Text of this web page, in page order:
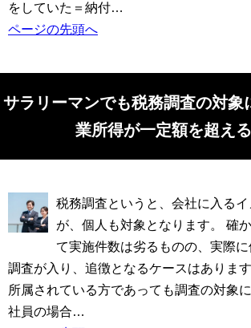
をしていた＝納付…
ページの先頭へ
サラリーマンでも税務調査の対象
業所得が一定額を超える
税務調査というと、会社に入る
が、個人も対象となります。 確
て実施件数は劣るものの、実際
調査が入り、追徴となるケースはありま
所属されている方であっても調査の対象
社員の場合…